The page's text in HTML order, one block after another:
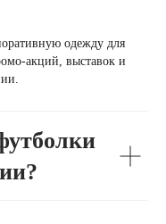
одежду для
акций, выставок и